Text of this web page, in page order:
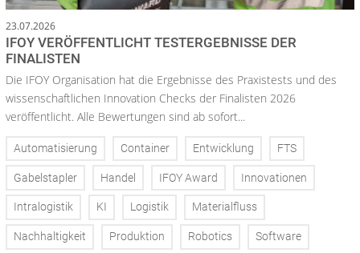
23.07.2026
IFOY VERÖFFENTLICHT TESTERGEBNISSE DER
FINALISTEN
Die IFOY Organisation hat die Ergebnisse des Praxistests und des
wissenschaftlichen Innovation Checks der Finalisten 2026
veröffentlicht. Alle Bewertungen sind ab sofort...
Automatisierung Container Entwicklung FTS
Gabelstapler Handel IFOY Award Innovationen
Intralogistik KI Logistik Materialfluss
Nachhaltigkeit Produktion Robotics Software